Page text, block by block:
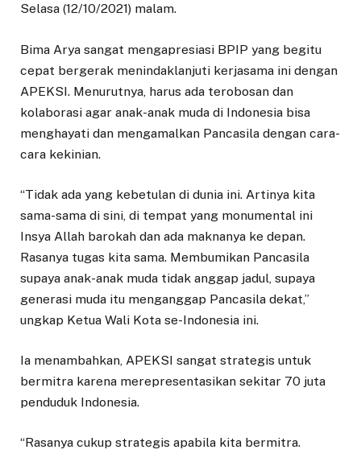
Selasa (12/10/2021) malam.
Bima Arya sangat mengapresiasi BPIP yang begitu
cepat bergerak menindaklanjuti kerjasama ini dengan
APEKSI. Menurutnya, harus ada terobosan dan
kolaborasi agar anak-anak muda di Indonesia bisa
menghayati dan mengamalkan Pancasila dengan cara-
cara kekinian.
“Tidak ada yang kebetulan di dunia ini. Artinya kita
sama-sama di sini, di tempat yang monumental ini
Insya Allah barokah dan ada maknanya ke depan.
Rasanya tugas kita sama. Membumikan Pancasila
supaya anak-anak muda tidak anggap jadul, supaya
generasi muda itu menganggap Pancasila dekat,”
ungkap Ketua Wali Kota se-Indonesia ini.
Ia menambahkan, APEKSI sangat strategis untuk
bermitra karena merepresentasikan sekitar 70 juta
penduduk Indonesia.
“Rasanya cukup strategis apabila kita bermitra.